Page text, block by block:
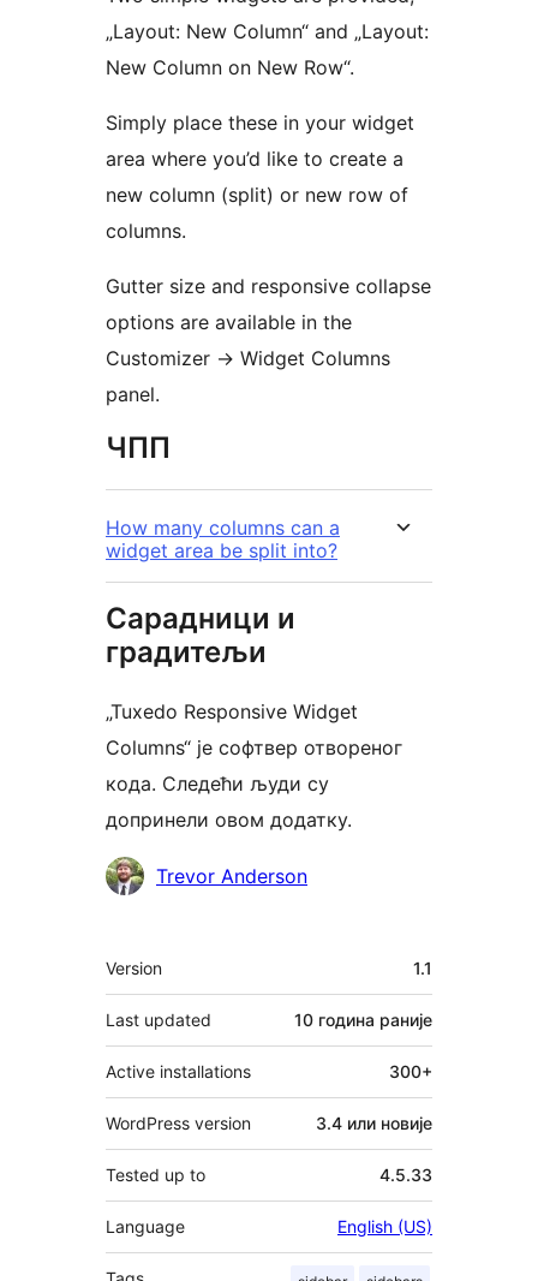
„Layout: New Column“ and „Layout:
New Column on New Row“.
Simply place these in your widget
area where you’d like to create a
new column (split) or new row of
columns.
Gutter size and responsive collapse
options are available in the
Customizer -> Widget Columns
panel.
ЧПП
How many columns can a
widget area be split into?
Сарадници и
градитељи
„Tuxedo Responsive Widget
Columns“ је софтвер отвореног
кода. Следећи људи су
допринели овом додатку.
СараднициTrevor Anderson
Мета
Version 1.1
Last updated 10 година раније
Active installations 300+
WordPress version 3.4 или новије
Tested up to 4.5.33
Language English (US)